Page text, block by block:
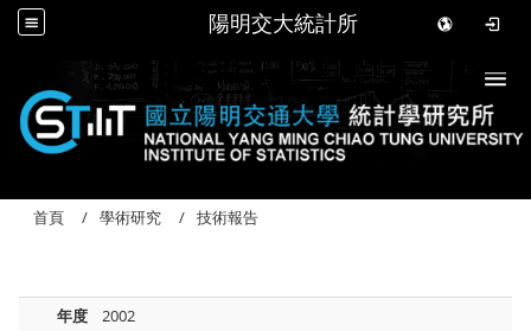
陽明交大統計所
首頁 學術研究 技術報告
年度
2002